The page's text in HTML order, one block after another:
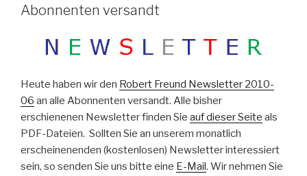
Abonnenten versandt
Heute haben wir den Robert Freund Newsletter 2010-
06 an alle Abonnenten versandt. Alle bisher
erschienenen Newsletter finden Sie auf dieser Seite als
PDF-Dateien. Sollten Sie an unserem monatlich
erscheinenenden (kostenlosen) Newsletter interessiert
sein, so senden Sie uns bitte eine E-Mail. Wir nehmen Sie